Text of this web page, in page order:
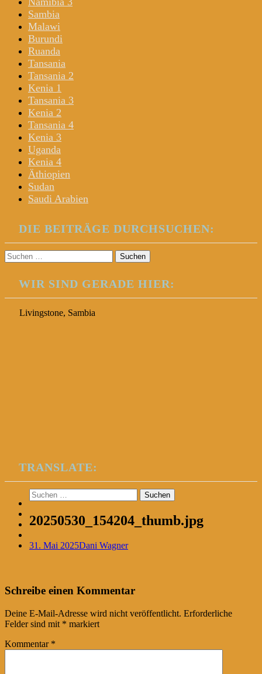
Sambia
Malawi
Burundi
Ruanda
Tansania
Tansania 2
Kenia 1
Tansania 3
Kenia 2
Tansania 4
Kenia 3
Uganda
Kenia 4
Äthiopien
Sudan
Saudi Arabien
DIE BEITRÄGE DURCHSUCHEN:
Suchen
nach:
WIR SIND GERADE HIER:
Livingstone, Sambia
TRANSLATE:
Suchen
nach:
20250530_154204_thumb.jpg
31. Mai 2025Dani Wagner
Post
navigation
←
Schreibe einen Kommentar
Deine E-Mail-Adresse wird nicht veröffentlicht. Erforderliche
Felder sind mit * markiert
Kommentar *